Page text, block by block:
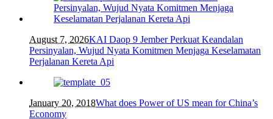
August 7, 2026KAI Daop 9 Jember Perkuat Keandalan
Persinyalan, Wujud Nyata Komitmen Menjaga Keselamatan
Perjalanan Kereta Api
January 20, 2018What does Power of US mean for China’s
Economy